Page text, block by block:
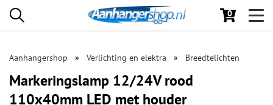
0
Aanhangershop Verlichting en elektra Breedtelichten
Markeringslamp 12/24V rood
110x40mm LED met houder